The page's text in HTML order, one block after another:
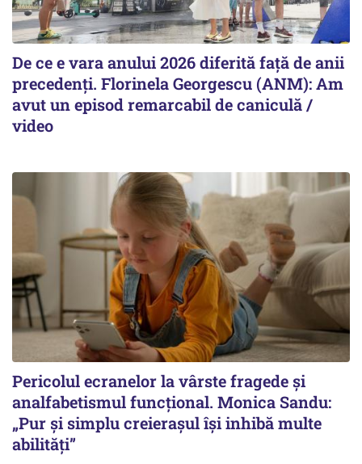
De ce e vara anului 2026 diferită față de anii
precedenți. Florinela Georgescu (ANM): Am
avut un episod remarcabil de caniculă /
video
Pericolul ecranelor la vârste fragede și
analfabetismul funcțional. Monica Sandu:
„Pur și simplu creierașul își inhibă multe
abilități”